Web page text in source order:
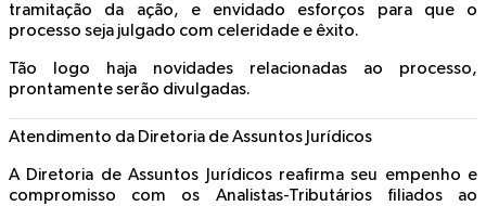
tramitação da ação, e envidado esforços para que o
processo seja julgado com celeridade e êxito.
Tão logo haja novidades relacionadas ao processo,
prontamente serão divulgadas.
Atendimento da Diretoria de Assuntos Jurídicos
A Diretoria de Assuntos Jurídicos reafirma seu empenho e
compromisso com os Analistas-Tributários filiados ao